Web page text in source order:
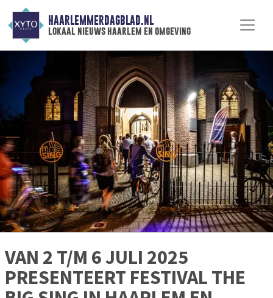
HAARLEMMERDAGBLAD.NL
lokaal nieuws haarlem en omgeving
VAN 2 T/M 6 JULI 2025
PRESENTEERT FESTIVAL THE